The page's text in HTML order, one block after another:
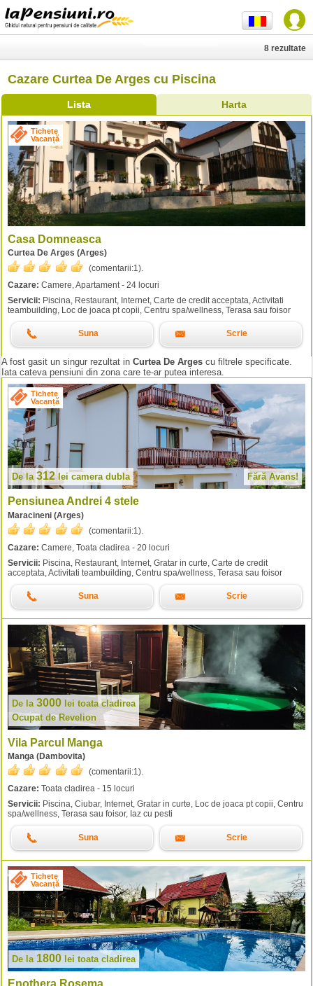
Cazare Curtea De Arges cu Piscina
Lista Harta
8 rezultate
Tichete
Vacanță
Casa Domneasca
Curtea De Arges (Arges)
(comentarii:1).
Cazare: Camere, Apartament - 24 locuri
Servicii: Piscina, Restaurant, Internet, Carte de credit acceptata, Activitati
teambuilding, Loc de joaca pt copii, Centru spa/wellness, Terasa sau foisor
Suna Scrie
A fost gasit un singur rezultat in Curtea De Arges cu filtrele specificate.
Iata cateva pensiuni din zona care te-ar putea interesa.
Tichete
Vacanță
De la 312lei camera dubla Fără Avans!
Pensiunea Andrei 4 stele
Maracineni (Arges)
(comentarii:1 ).
Cazare: Camere, Toata cladirea - 20 locuri
Servicii: Piscina, Restaurant, Internet, Gratar in curte, Carte de credit
acceptata, Activitati teambuilding, Centru spa/wellness, Terasa sau foisor
Suna Scrie
De la 3000 lei toata cladirea
Ocupat de Revelion
Vila Parcul Manga
Manga (Dambovita)
(comentarii:1).
Cazare: Toata cladirea - 15 locuri
Servicii: Piscina, Ciubar, Internet, Gratar in curte, Loc de joaca pt copii, Centru
spa/wellness, Terasa sau foisor, Iaz cu pesti
Suna Scrie
Tichete
Vacanță
De la 1800 lei toata cladirea